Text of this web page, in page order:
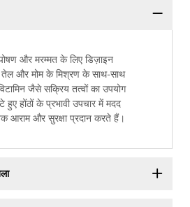
और मरम्मत के लिए डिज़ाइन
और मोम के मिश्रण के साथ-साथ
जैसे सक्रिय तत्वों का उपयोग
होंठों के प्रभावी उपचार में मदद
और सुरक्षा प्रदान करते हैं।